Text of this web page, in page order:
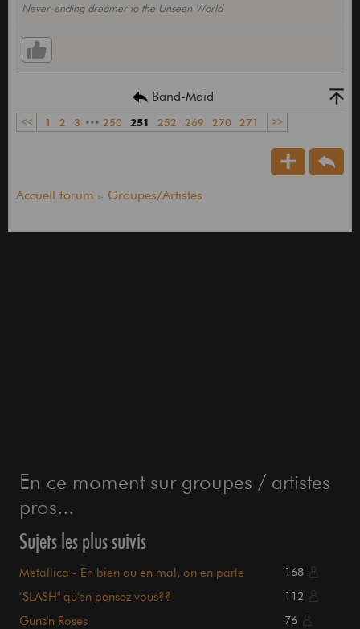
Never-ending dreamer to the Unseen World
Band-Maid
<< 1 2 3 ••• 250 251 252 269 270 271 >>
Accueil forum Groupes/Artistes
En ce moment sur groupes / artistes
pros...
Sujets les plus suivis
Metallica - En bien ou en mal, on en parle 168
"SLASH" qu'en pensez vous?? 112
Guns'n Roses 76